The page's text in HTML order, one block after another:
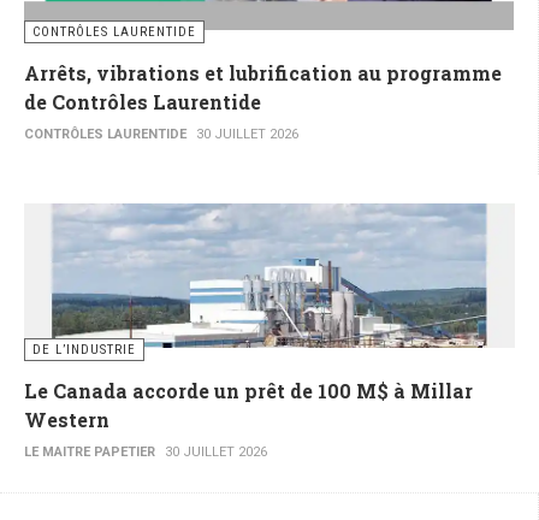
CONTRÔLES LAURENTIDE
Arrêts, vibrations et lubrification au programme
de Contrôles Laurentide
CONTRÔLES LAURENTIDE 30 JUILLET 2026
DE L’INDUSTRIE
Le Canada accorde un prêt de 100 M$ à Millar
Western
LE MAITRE PAPETIER 30 JUILLET 2026